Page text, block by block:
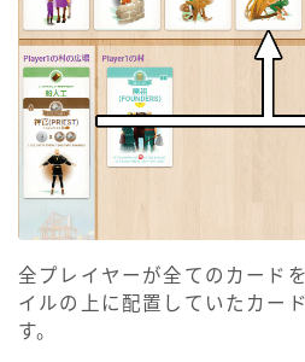
全プレイヤーが全てのカード
イルの上に配置していたカー
す。